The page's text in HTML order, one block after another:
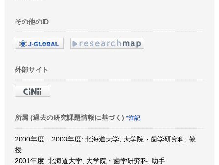
その他のID
外部サイト
所属 (過去の研究課題情報に基づく) *注記
2000年度 – 2003年度: 北海道大学, 大学院・歯学研究科, 教
授
2001年度: 北海道大学, 大学院・歯学研究科, 助手